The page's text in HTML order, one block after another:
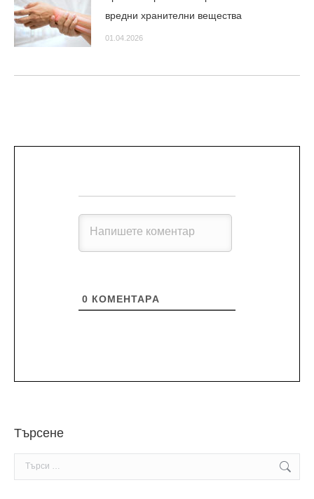
вредни хранителни вещества
01.04.2026
0 КОМЕНТАРA
Търсене
Search: